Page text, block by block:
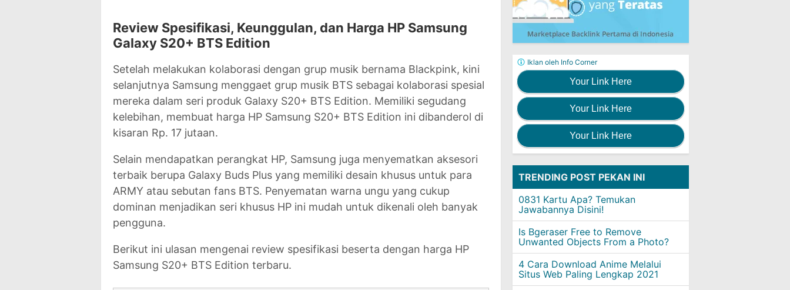
Review Spesifikasi, Keunggulan, dan Harga HP Samsung
Galaxy S20+ BTS Edition
Setelah melakukan kolaborasi dengan grup musik bernama Blackpink, kini
selanjutnya Samsung menggaet grup musik BTS sebagai kolaborasi spesial
mereka dalam seri produk Galaxy S20+ BTS Edition. Memiliki segudang
kelebihan, membuat harga HP Samsung S20+ BTS Edition ini dibanderol di
kisaran Rp. 17 jutaan.
Selain mendapatkan perangkat HP, Samsung juga menyematkan aksesori
terbaik berupa Galaxy Buds Plus yang memiliki desain khusus untuk para
ARMY atau sebutan fans BTS. Penyematan warna ungu yang cukup
dominan menjadikan seri khusus HP ini mudah untuk dikenali oleh banyak
pengguna.
Berikut ini ulasan mengenai review spesifikasi beserta dengan harga HP
Samsung S20+ BTS Edition terbaru.
Your Link Here
Your Link Here
Your Link Here
Iklan oleh Info Corner
TRENDING POST PEKAN INI
0831 Kartu Apa? Temukan
Jawabannya Disini!
Is Bgeraser Free to Remove
Unwanted Objects From a Photo?
4 Cara Download Anime Melalui
Situs Web Paling Lengkap 2021